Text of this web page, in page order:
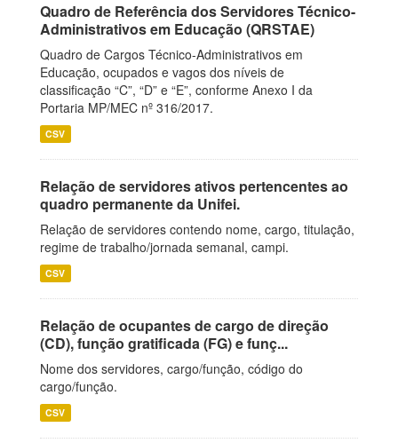
Quadro de Referência dos Servidores Técnico-
Administrativos em Educação (QRSTAE)
Quadro de Cargos Técnico-Administrativos em
Educação, ocupados e vagos dos níveis de
classificação “C”, “D” e “E”, conforme Anexo I da
Portaria MP/MEC nº 316/2017.
CSV
Relação de servidores ativos pertencentes ao
quadro permanente da Unifei.
Relação de servidores contendo nome, cargo, titulação,
regime de trabalho/jornada semanal, campi.
CSV
Relação de ocupantes de cargo de direção
(CD), função gratificada (FG) e funç...
Nome dos servidores, cargo/função, código do
cargo/função.
CSV